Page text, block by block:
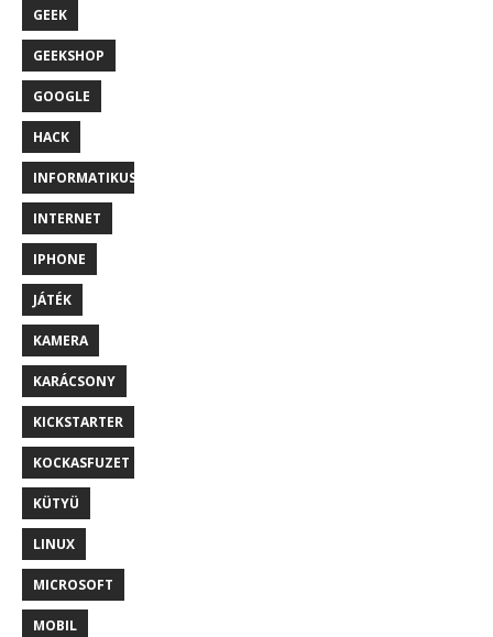
GEEK
GEEKSHOP
GOOGLE
HACK
INFORMATIKUS
INTERNET
IPHONE
JÁTÉK
KAMERA
KARÁCSONY
KICKSTARTER
KOCKASFUZET
KÜTYÜ
LINUX
MICROSOFT
MOBIL